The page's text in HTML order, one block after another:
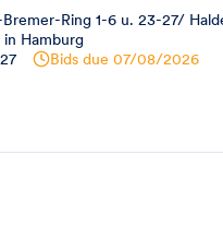
Ring 1-6 u. 23-27/
in Hamburg
Bids due 07/08/2026